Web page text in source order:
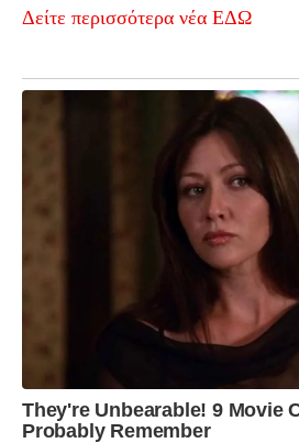
Δείτε περισσότερα νέα ΕΔΩ